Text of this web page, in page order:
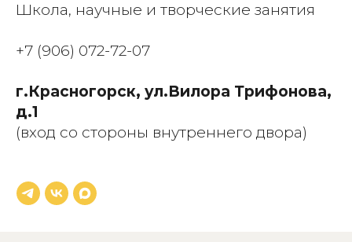
Школа, научные и творческие занятия
+7 (906) 072-72-07
г.Красногорск, ул.Вилора Трифонова,
д.1
(вход со стороны внутреннего двора)